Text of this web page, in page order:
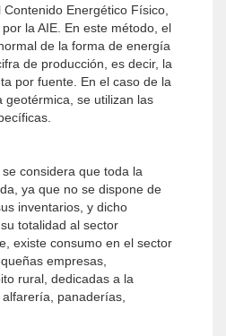
Energético Físico,
la AIE. En este método, el
de la forma de energía
de producción, es decir, la
por fuente. En el caso de la
geotérmica, se utilizan las
considera que toda la
ya que no se dispone de
inventarios, y dicho
totalidad al sector
existe consumo en el sector
empresas,
rural, dedicadas a la
panaderías,